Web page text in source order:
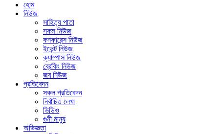
হোম
নিউজ
সাহিত্য পাতা
সকল নিউজ
কনফারেন্স নিউজ
ইভেন্ট নিউজ
ক্যাম্পাস নিউজ
ব্রেকিং নিউজ
জব নিউজ
প্রতিবেদন
সকল প্রতিবেদন
নির্বাচিত লেখা
ভিডিও
গুনী মানুষ
অভিজ্ঞতা